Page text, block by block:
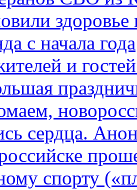
с начала года
и
сердца.
спорту